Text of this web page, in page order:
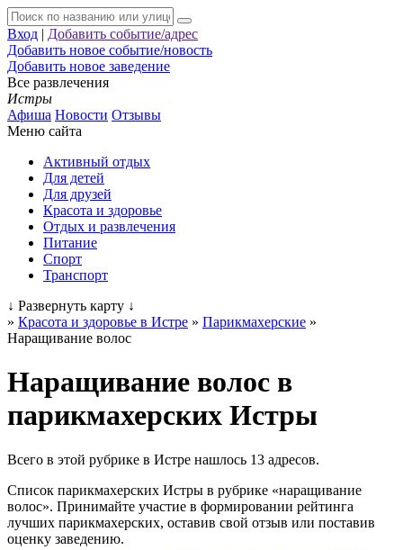
Вход | Добавить событие/адрес
Добавить новое событие/новость
Добавить новое заведение
Все развлечения
Истры
Афиша Новости Отзывы
Меню сайта
Активный отдых
Для детей
Для друзей
Красота и здоровье
Отдых и развлечения
Питание
Спорт
Транспорт
↓ Развернуть карту ↓
» Красота и здоровье в Истре » Парикмахерские »
Наращивание волос
Наращивание волос в
парикмахерских Истры
Всего в этой рубрике в Истре нашлось 13 адресов.
Список парикмахерских Истры в рубрике «наращивание
волос». Принимайте участие в формировании рейтинга
лучших парикмахерских, оставив свой отзыв или поставив
оценку заведению.